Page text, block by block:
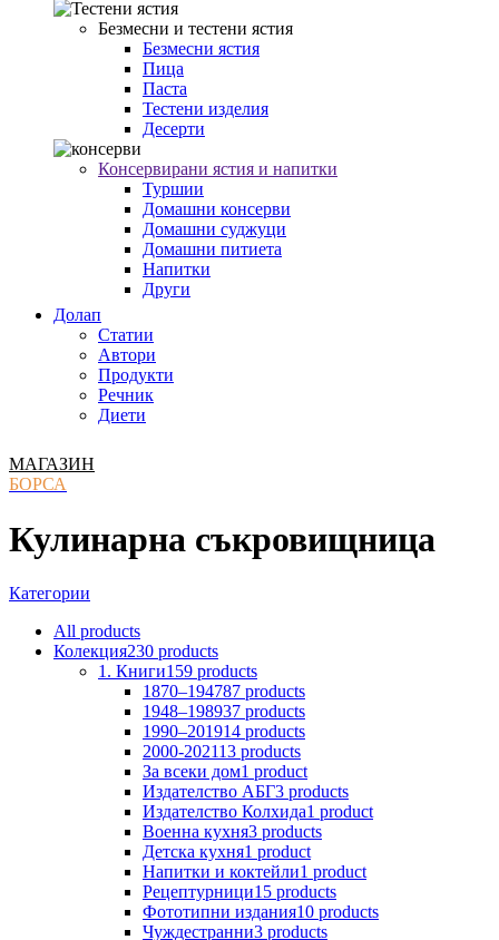
Безмесни и тестени ястия
Безмесни ястия
Пица
Паста
Тестени изделия
Десерти
Консервирани ястия и напитки
Туршии
Домашни консерви
Домашни суджуци
Домашни питиета
Напитки
Други
Долап
Статии
Автори
Продукти
Речник
Диети
МАГАЗИН
БОРСА
Кулинарна съкровищница
Категории
All products
Колекция230 products
1. Книги159 products
1870–194787 products
1948–198937 products
1990–201914 products
2000-202113 products
За всеки дом1 product
Издателство АБГ3 products
Издателство Колхида1 product
Военна кухня3 products
Детска кухня1 product
Напитки и коктейли1 product
Рецептурници15 products
Фототипни издания10 products
Чуждестранни3 products